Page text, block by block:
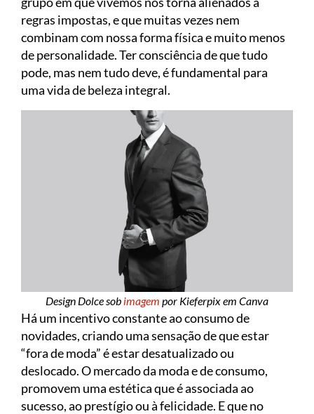
regras impostas, e que muitas vezes nem
combinam com nossa forma física e muito menos
de personalidade. Ter consciência de que tudo
pode, mas nem tudo deve, é fundamental para
uma vida de beleza integral.
Design Dolce sob imagem por Kieferpix em Canva
Há um incentivo constante ao consumo de
novidades, criando uma sensação de que estar
“fora de moda” é estar desatualizado ou
deslocado. O mercado da moda e de consumo,
promovem uma estética que é associada ao
sucesso, ao prestígio ou à felicidade. E que no